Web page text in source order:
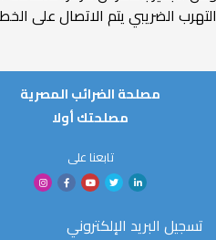
التهرب الضريبي يتم الاتصال على الخط الساخن ١٦١٨٩ من الساعة التاسعة صباحا حتى الساعة الرابعة
مصلحة الضرائب المصرية
مصلحتك أولا
تابعنا على
تسجيل البريد الإلكتروني